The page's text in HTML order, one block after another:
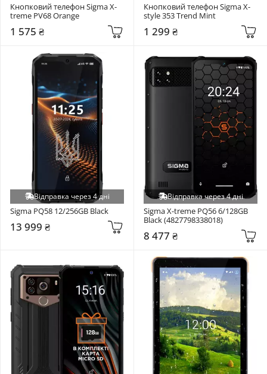
Кнопковий телефон Sigma X-
treme PV68 Orange
1 575 ₴
Кнопковий телефон Sigma X-
style 353 Trend Mint
1 299 ₴
Відправка через 4 дні
Sigma PQ58 12/256GB Black
13 999 ₴
Відправка через 4 дні
Sigma X-treme PQ56 6/128GB
Black (4827798338018)
8 477 ₴